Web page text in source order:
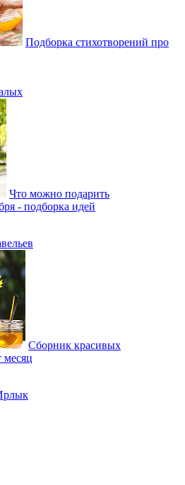
Подборка стихотворений про
Что можно подарить
- подборка идей
Сборник красивых
месяц